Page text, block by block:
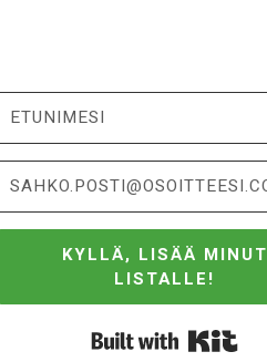
KYLLÄ, LISÄÄ MINUT
LISTALLE!